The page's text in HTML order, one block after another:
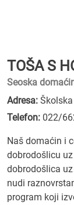
TOŠA S
Seoska
Adresa:
Telefon: 022/
Naš domaćin i
dobrodošlicu
dobrodošlica
nudi
program koji